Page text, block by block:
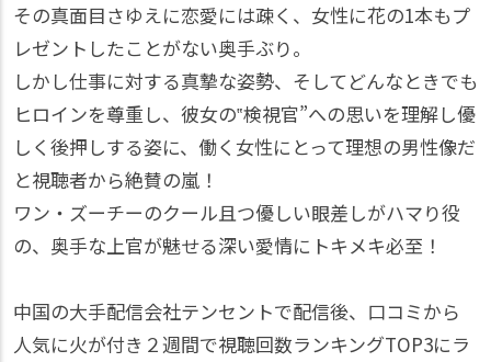
その真面目さゆえに恋愛には疎く、女性に花の1本もプ
レゼントしたことがない奥手ぶり。
しかし仕事に対する真摯な姿勢、そしてどんなときでも
ヒロインを尊重し、彼女の‟検視官”への思いを理解し優
しく後押しする姿に、働く女性にとって理想の男性像だ
と視聴者から絶賛の嵐！
ワン・ズーチーのクール且つ優しい眼差しがハマり役
の、奥手な上官が魅せる深い愛情にトキメキ必至！
中国の大手配信会社テンセントで配信後、口コミから
人気に火が付き２週間で視聴回数ランキングTOP3にラ